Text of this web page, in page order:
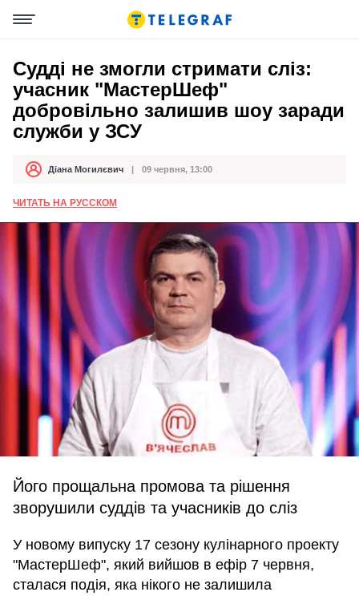
Судді не змогли стримати сліз:
учасник "МастерШеф"
добровільно залишив шоу заради
служби у ЗСУ
АвторДіана Могилєвич
Дата публікації 09 червня, 13:00
ЧИТАТЬ НА РУССКОМ
Його прощальна промова та рішення
зворушили суддів та учасників до сліз
У новому випуску 17 сезону кулінарного проекту
"МастерШеф", який вийшов в ефір 7 червня,
сталася подія, яка нікого не залишила